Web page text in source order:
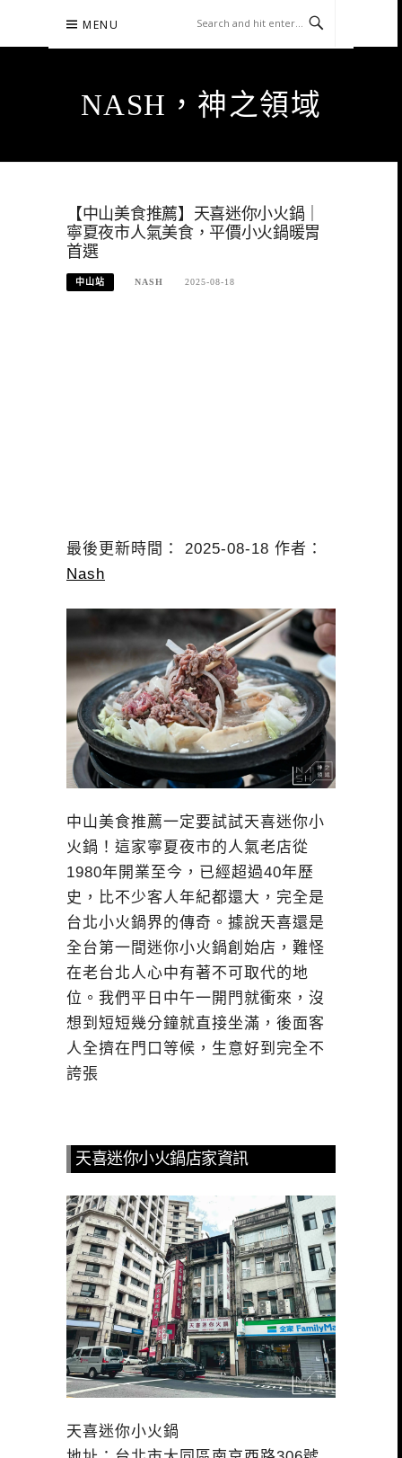
content
MENU
NASH，神之領域
【中山美食推薦】天喜迷你小火鍋｜
寧夏夜市人氣美食，平價小火鍋暖胃
首選
中山站 NASH 2025-08-18
最後更新時間： 2025-08-18 作者：
Nash
中山美食推薦一定要試試天喜迷你小
火鍋！這家寧夏夜市的人氣老店從
1980年開業至今，已經超過40年歷
史，比不少客人年紀都還大，完全是
台北小火鍋界的傳奇。據說天喜還是
全台第一間迷你小火鍋創始店，難怪
在老台北人心中有著不可取代的地
位。我們平日中午一開門就衝來，沒
想到短短幾分鐘就直接坐滿，後面客
人全擠在門口等候，生意好到完全不
誇張
天喜迷你小火鍋店家資訊
天喜迷你小火鍋